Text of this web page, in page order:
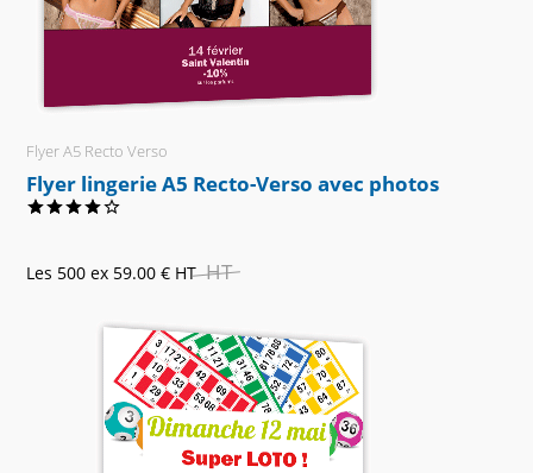
Flyer A5 Recto Verso
Flyer lingerie A5 Recto-Verso avec photos
Les 500 ex 59.00 € HT HT